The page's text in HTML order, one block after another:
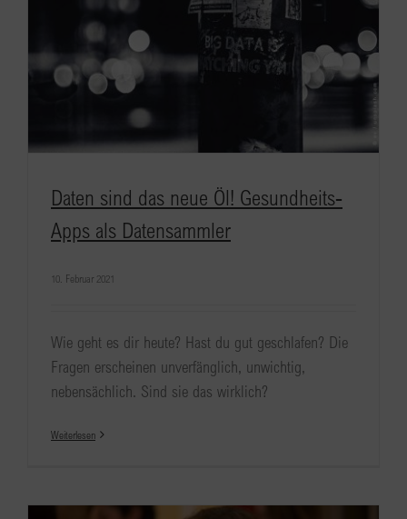
Daten sind das neue Öl! Gesundheits-
Apps als Datensammler
10. Februar 2021
Wie geht es dir heute? Hast du gut geschlafen? Die
Fragen erscheinen unverfänglich, unwichtig,
nebensächlich. Sind sie das wirklich?
Weiterlesen